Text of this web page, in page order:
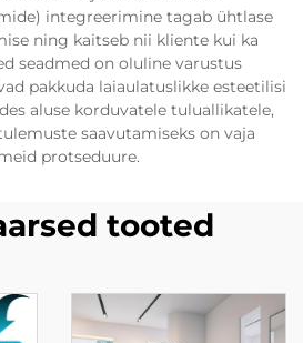
integreerimine tagab ühtlase
ning kaitseb nii kliente kui ka
seadmed on oluline varustus
pakkuda laiaulatuslikke esteetilisi
aluse korduvatele tuluallikatele,
saavutamiseks on vaja
protseduure.
tooted